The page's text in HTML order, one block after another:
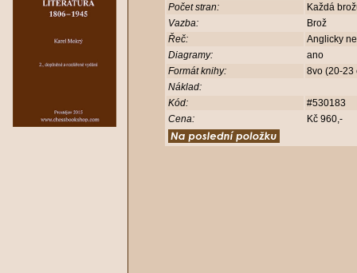
Počet stran:
Každá
Vazba:
Brož
Řeč:
Anglicky
Diagramy:
ano
Formát knihy:
8vo (20-
Náklad:
Kód:
#530183
Cena:
Kč 960,-